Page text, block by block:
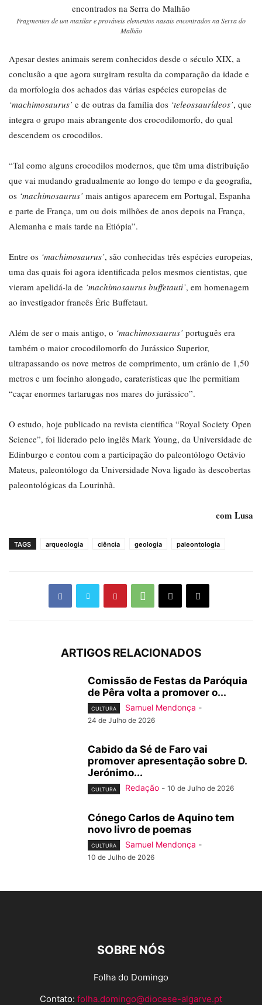
Fragmentos de um maxilar e prováveis elementos nasais encontrados na Serra do
Malhão
Apesar destes animais serem conhecidos desde o século XIX, a
conclusão a que agora surgiram resulta da comparação da idade e
da morfologia dos achados das várias espécies europeias de
‘machimosaurus’ e de outras da família dos ‘teleossaurídeos’, que
integra o grupo mais abrangente dos crocodilomorfo, do qual
descendem os crocodilos.
“Tal como alguns crocodilos modernos, que têm uma distribuição
que vai mudando gradualmente ao longo do tempo e da geografia,
os ‘machimosaurus’ mais antigos aparecem em Portugal, Espanha
e parte de França, um ou dois milhões de anos depois na França,
Alemanha e mais tarde na Etiópia”.
Entre os ‘machimosaurus’, são conhecidas três espécies europeias,
uma das quais foi agora identificada pelos mesmos cientistas, que
vieram apelidá-la de ‘machimosaurus buffetauti’, em homenagem
ao investigador francês Éric Buffetaut.
Além de ser o mais antigo, o ‘machimossaurus’ português era
também o maior crocodilomorfo do Jurássico Superior,
ultrapassando os nove metros de comprimento, um crânio de 1,50
metros e um focinho alongado, caraterísticas que lhe permitiam
“caçar enormes tartarugas nos mares do jurássico”.
O estudo, hoje publicado na revista científica “Royal Society Open
Science”, foi liderado pelo inglês Mark Young, da Universidade de
Edinburgo e contou com a participação do paleontólogo Octávio
Mateus, paleontólogo da Universidade Nova ligado às descobertas
paleontológicas da Lourinhã.
com Lusa
TAGS arqueologia ciência geologia paleontologia
ARTIGOS RELACIONADOS
Comissão de Festas da Paróquia
de Pêra volta a promover o...
CULTURA Samuel Mendonça -
24 de Julho de 2026
Cabido da Sé de Faro vai
promover apresentação sobre D.
Jerónimo...
CULTURA Redação - 10 de Julho de 2026
Cónego Carlos de Aquino tem
novo livro de poemas
CULTURA Samuel Mendonça -
10 de Julho de 2026
SOBRE NÓS
Folha do Domingo
Contato: folha.domingo@diocese-algarve.pt